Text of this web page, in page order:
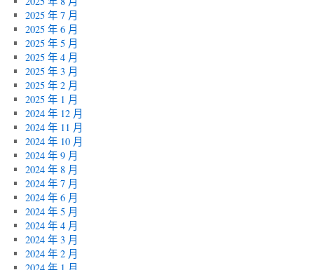
2025 年 7 月
2025 年 6 月
2025 年 5 月
2025 年 4 月
2025 年 3 月
2025 年 2 月
2025 年 1 月
2024 年 12 月
2024 年 11 月
2024 年 10 月
2024 年 9 月
2024 年 8 月
2024 年 7 月
2024 年 6 月
2024 年 5 月
2024 年 4 月
2024 年 3 月
2024 年 2 月